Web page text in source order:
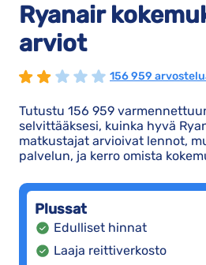
Ryanair
arviot
156 959
Tutustu 156 959
selvittääksesi, kuinka hyvä
matkustajat arvioivat lennot,
palvelun, ja kerro omista
Plussat
Edulliset hinnat
Laaja reittiverkosto